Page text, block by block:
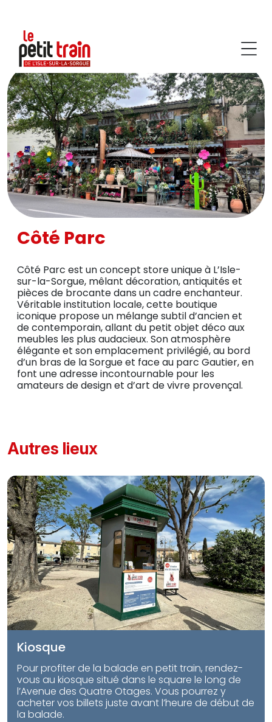
Côté Parc
Côté Parc est un concept store unique à L’Isle-
sur-la-Sorgue, mêlant décoration, antiquités et
pièces de brocante dans un cadre enchanteur.
Véritable institution locale, cette boutique
iconique propose un mélange subtil d’ancien et
de contemporain, allant du petit objet déco aux
meubles les plus audacieux. Son atmosphère
élégante et son emplacement privilégié, au bord
d’un bras de la Sorgue et face au parc Gautier, en
font une adresse incontournable pour les
amateurs de design et d’art de vivre provençal.
Autres lieux
Kiosque
Pour profiter de la balade en petit train, rendez-
vous au kiosque situé dans le square le long de
l’Avenue des Quatre Otages. Vous pourrez y
acheter vos billets juste avant l’heure de début de
la balade.